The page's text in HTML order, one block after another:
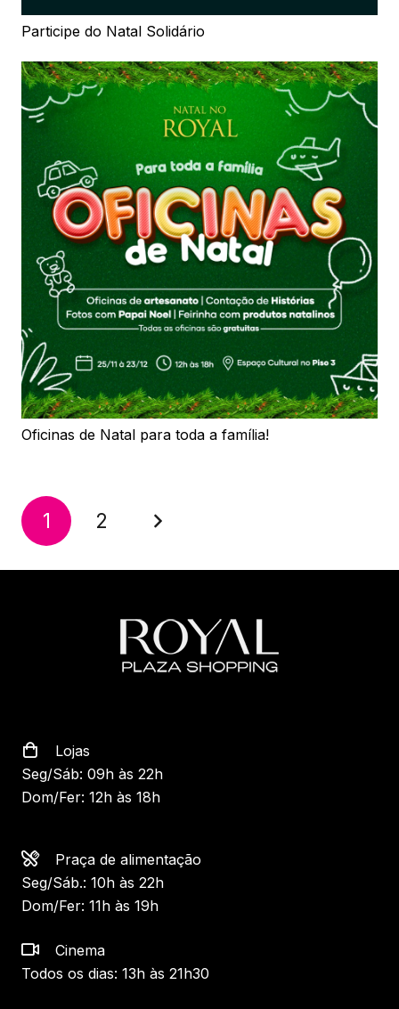
Participe do Natal Solidário
Oficinas de Natal para toda a família!
1 2
Lojas
Seg/Sáb: 09h às 22h
Dom/Fer: 12h às 18h
Praça de alimentação
Seg/Sáb.: 10h às 22h
Dom/Fer: 11h às 19h
Cinema
Todos os dias: 13h às 21h30